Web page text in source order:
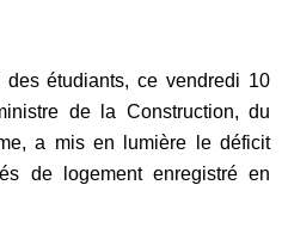
des étudiants, ce vendredi 10
de la Construction, du
a mis en lumière le déficit
de logement enregistré en